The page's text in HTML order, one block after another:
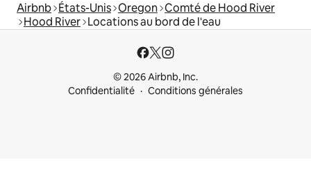
Airbnb États-Unis Oregon Comté de Hood River
Hood River Locations au bord de l'eau
© 2026 Airbnb, Inc.
Confidentialité
Conditions générales